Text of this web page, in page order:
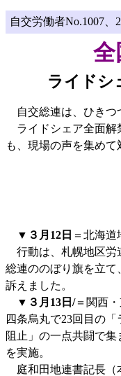
自交労働者No.1007、
全
ライドシ
自交総連は、ひきつ
ライドシェア全面解
も、現場の声を集めて
▼ ３月12日 ＝北海道
行動は、札幌地区労
総連ののぼり旗を立
訴えました。
▼ ３月13日/＝関西・
四条烏丸で23回目の
阻止」の一点共闘で
を実施。
庭和田地連書記長（